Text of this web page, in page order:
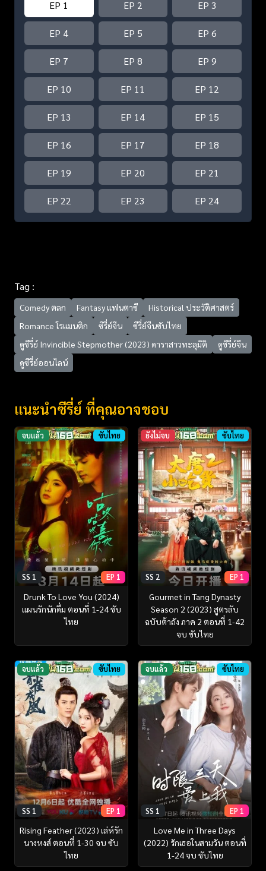
EP 1 EP 2 EP 3
EP 4 EP 5 EP 6
EP 7 EP 8 EP 9
EP 10 EP 11 EP 12
EP 13 EP 14 EP 15
EP 16 EP 17 EP 18
EP 19 EP 20 EP 21
EP 22 EP 23 EP 24
Tag :
Comedy ตลก Fantasy แฟนตาซี
Historical ประวัติศาสตร์
Romance โรแมนติก
ซีรี่ย์จีน
ซีรี่ย์จีนซับไทย
ดูซีรี่ย์ Invincible Stepmother (2023) ดาราสาวทะลุมิติ
ดูซีรี่ย์จีน
ดูซีรี่ย์ออนไลน์
แนะนำซีรี่ย์ ที่คุณอาจชอบ
จบแล้ว ซับไทย
SS 1 EP 1
Drunk To Love You (2024)
แผนรักนักดื่ม ตอนที่ 1-24 ซับ
ไทย
ยังไม่จบ ซับไทย
SS 2 EP 1
Gourmet in Tang Dynasty
Season 2 (2023) สูตรลับ
ฉบับต้าถัง ภาค 2 ตอนที่ 1-42
จบ ซับไทย
จบแล้ว ซับไทย
SS 1 EP 1
Rising Feather (2023) เล่ห์รัก
นางหงส์ ตอนที่ 1-30 จบ ซับ
ไทย
จบแล้ว ซับไทย
SS 1 EP 1
Love Me in Three Days
(2022) รักเธอในสามวัน ตอนที่
1-24 จบ ซับไทย